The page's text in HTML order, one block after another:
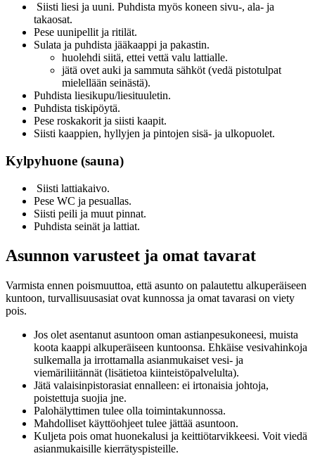
Siisti liesi ja uuni. Puhdista myös koneen sivu-, ala- ja
takaosat.
Pese uunipellit ja ritilät.
Sulata ja puhdista jääkaappi ja pakastin.
huolehdi siitä, ettei vettä valu lattialle.
jätä ovet auki ja sammuta sähköt (vedä pistotulpat
mielellään seinästä).
Puhdista liesikupu/liesituuletin.
Puhdista tiskipöytä.
Pese roskakorit ja siisti kaapit.
Siisti kaappien, hyllyjen ja pintojen sisä- ja ulkopuolet.
Kylpyhuone (sauna)
Siisti lattiakaivo.
Pese WC ja pesuallas.
Siisti peili ja muut pinnat.
Puhdista seinät ja lattiat.
Asunnon varusteet ja omat tavarat
Varmista ennen poismuuttoa, että asunto on palautettu alkuperäiseen
kuntoon, turvallisuusasiat ovat kunnossa ja omat tavarasi on viety
pois.
Jos olet asentanut asuntoon oman astianpesukoneesi, muista
koota kaappi alkuperäiseen kuntoonsa. Ehkäise vesivahinkoja
sulkemalla ja irrottamalla asianmukaiset vesi- ja
viemäriliitännät (lisätietoa kiinteistöpalvelulta).
Jätä valaisinpistorasiat ennalleen: ei irtonaisia johtoja,
poistettuja suojia jne.
Palohälyttimen tulee olla toimintakunnossa.
Mahdolliset käyttöohjeet tulee jättää asuntoon.
Kuljeta pois omat huonekalusi ja keittiötarvikkeesi. Voit viedä
asianmukaisille kierrätyspisteille.